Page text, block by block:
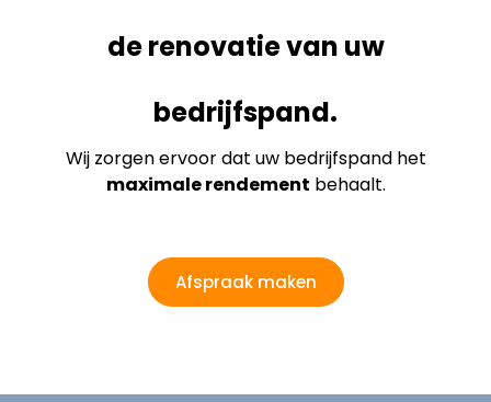
de renovatie van uw
bedrijfspand.
Wij zorgen ervoor dat uw bedrijfspand het
maximale rendement behaalt.
Afspraak maken